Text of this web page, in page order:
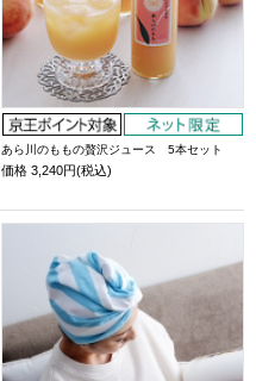
あら川のももの贅沢ジュース 5本セット
価格 3,240円(税込)